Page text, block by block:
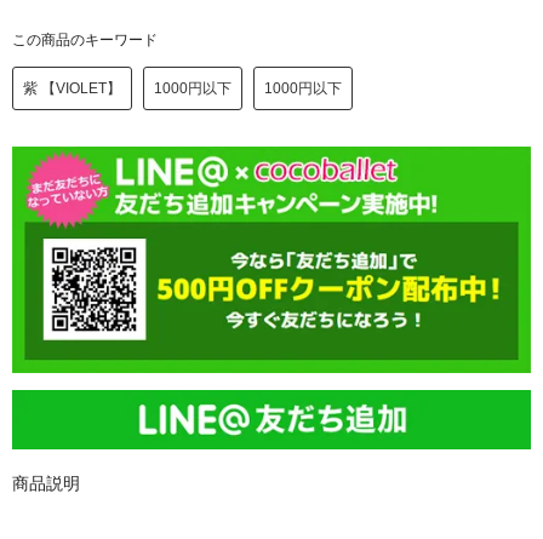
この商品のキーワード
紫 【VIOLET】 1000円以下 1000円以下
商品説明